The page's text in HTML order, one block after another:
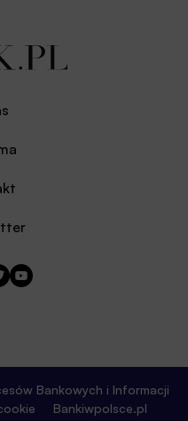
Bankowych i Informacji
Bankiwpolsce.pl